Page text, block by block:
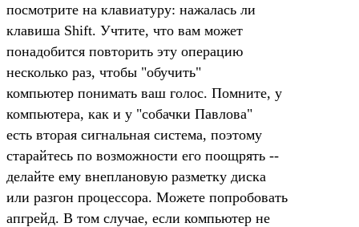
посмотрите на клавиатуру: нажалась ли
клавиша Shift. Учтите, что вам может
понадобится повторить эту операцию
несколько раз, чтобы "обучить"
компьютер понимать ваш голос. Помните, у
компьютера, как и у "собачки Павлова"
есть вторая сигнальная система, поэтому
старайтесь по возможности его поощрять --
делайте ему внеплановую разметку диска
или разгон процессора. Можете попробовать
апгрейд. В том случае, если компьютер не